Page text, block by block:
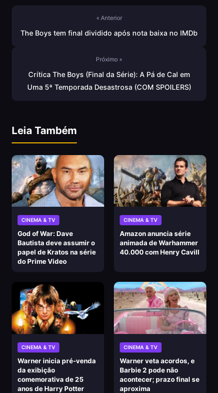
« Anterior
The Boys tem final dividido após nota baixa no IMDb
Próximo »
Crítica The Boys (Final da Série): A Pá de Cal em
Uma 5ª Temporada Desastrosa (COM SPOILERS)
Leia Também
CINEMA & TV
God of War: Dave
Bautista deve assumir o
papel de Kratos na série
do Prime Video
CINEMA & TV
Amazon anuncia série
animada de Warhammer
40.000 com Henry Cavill
CINEMA & TV
Warner inicia pré-venda
da exibição
comemorativa de 25
anos de Harry Potter
CINEMA & TV
Warner veta acordos, e
Barbie 2 pode não
acontecer; prazo final se
aproxima